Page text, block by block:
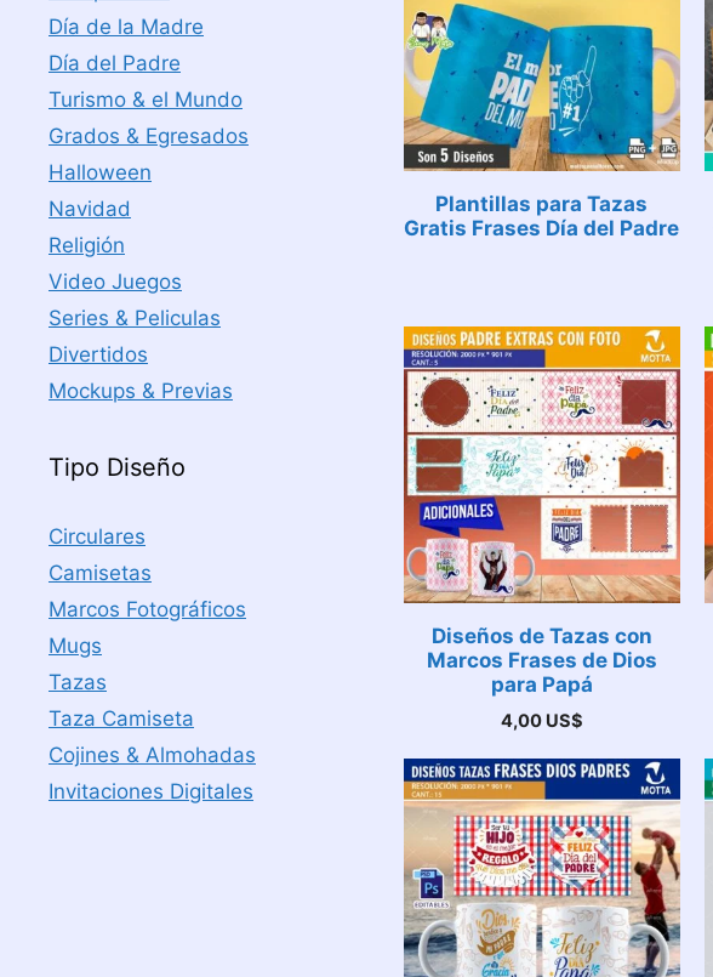
Plantillas para Tazas
Gratis Frases Día del Padre
Diseños de Tazas con
Marcos Frases de Dios
para Papá
4,00 US$
Día de la Madre
Día del Padre
Turismo & el Mundo
Grados & Egresados
Halloween
Navidad
Religión
Video Juegos
Series & Peliculas
Divertidos
Mockups & Previas
Tipo Diseño
Circulares
Camisetas
Marcos Fotográficos
Mugs
Tazas
Taza Camiseta
Cojines & Almohadas
Invitaciones Digitales